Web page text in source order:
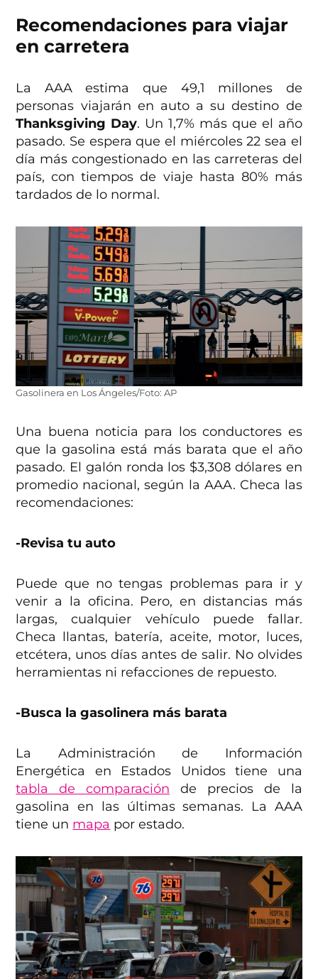
Recomendaciones para viajar
en carretera
La AAA estima que 49,1 millones de
personas viajarán en auto a su destino de
Thanksgiving Day. Un 1,7% más que el año
pasado. Se espera que el miércoles 22 sea el
día más congestionado en las carreteras del
país, con tiempos de viaje hasta 80% más
tardados de lo normal.
Gasolinera en Los Ángeles/Foto: AP
Una buena noticia para los conductores es
que la gasolina está más barata que el año
pasado. El galón ronda los $3,308 dólares en
promedio nacional, según la AAA. Checa las
recomendaciones:
-Revisa tu auto
Puede que no tengas problemas para ir y
venir a la oficina. Pero, en distancias más
largas, cualquier vehículo puede fallar.
Checa llantas, batería, aceite, motor, luces,
etcétera, unos días antes de salir. No olvides
herramientas ni refacciones de repuesto.
-Busca la gasolinera más barata
La Administración de Información
Energética en Estados Unidos tiene una
tabla de comparación de precios de la
gasolina en las últimas semanas. La AAA
tiene un mapa por estado.